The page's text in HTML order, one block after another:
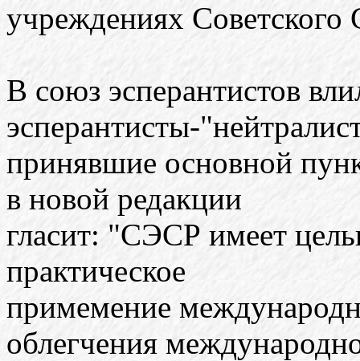
учреждениях Советского
В союз эсперантистов
эсперантисты-
принявшие основной
в новой редакции
гласит: "СЭСР имеет
практическое
примемение
облегчения